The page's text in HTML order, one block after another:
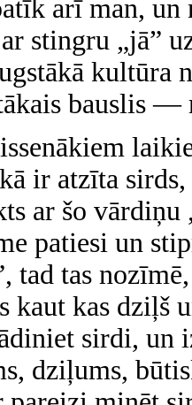
arī man, un
stingru „jā”
kultūra
bauslis —
ir atzīta
ar šo vārdiņu
patiesi un
tad tas
kaut kas dziļš
sirdi, un
dziļums,